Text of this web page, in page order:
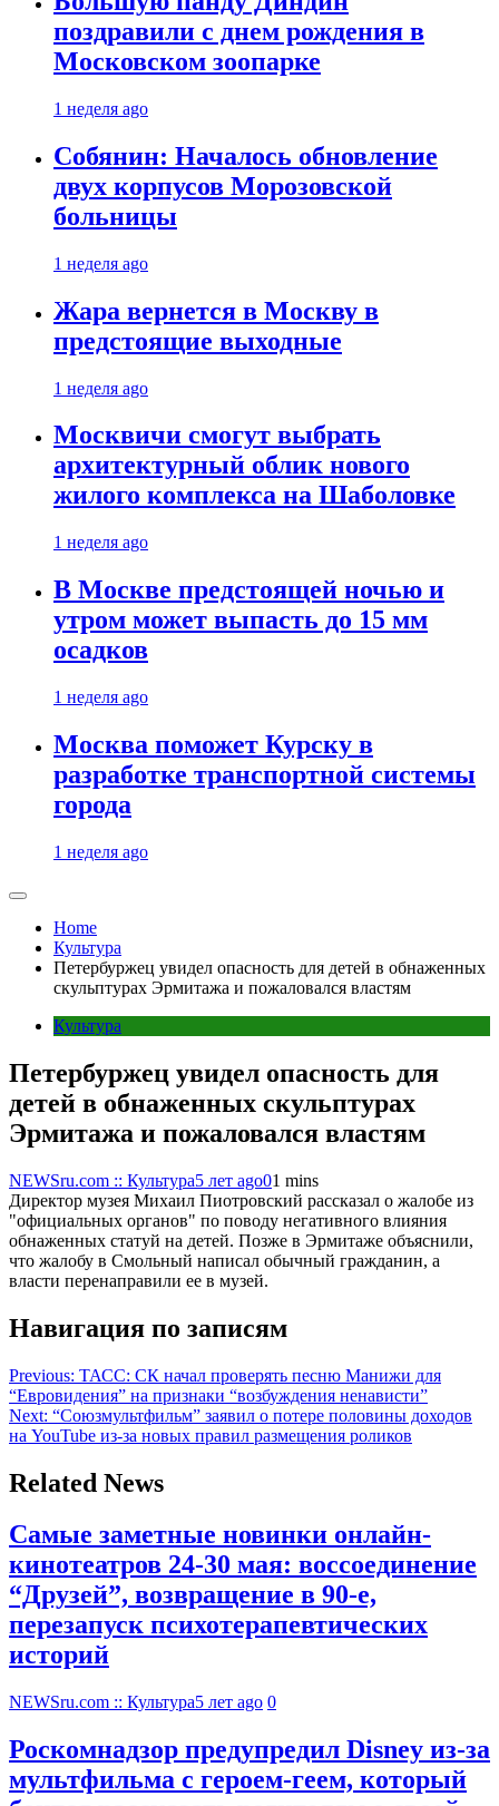
поздравили с днем рождения в
Московском зоопарке
1 неделя ago
Собянин: Началось обновление
двух корпусов Морозовской
больницы
1 неделя ago
Жара вернется в Москву в
предстоящие выходные
1 неделя ago
Москвичи смогут выбрать
архитектурный облик нового
жилого комплекса на Шаболовке
1 неделя ago
В Москве предстоящей ночью и
утром может выпасть до 15 мм
осадков
1 неделя ago
Москва поможет Курску в
разработке транспортной системы
города
1 неделя ago
Home
Культура
Петербуржец увидел опасность для детей в обнаженных
скульптурах Эрмитажа и пожаловался властям
Культура
Петербуржец увидел опасность для
детей в обнаженных скульптурах
Эрмитажа и пожаловался властям
NEWSru.com :: Культура5 лет ago01 mins
Директор музея Михаил Пиотровский рассказал о жалобе из
"официальных органов" по поводу негативного влияния
обнаженных статуй на детей. Позже в Эрмитаже объяснили,
что жалобу в Смольный написал обычный гражданин, а
власти перенаправили ее в музей.
Навигация по записям
Previous: ТАСС: СК начал проверять песню Манижи для
“Евровидения” на признаки “возбуждения ненависти”
Next: “Союзмультфильм” заявил о потере половины доходов
на YouTube из-за новых правил размещения роликов
Related News
Самые заметные новинки онлайн-
кинотеатров 24-30 мая: воссоединение
“Друзей”, возвращение в 90-е,
перезапуск психотерапевтических
историй
NEWSru.com :: Культура5 лет ago 0
Роскомнадзор предупредил Disney из-за
мультфильма c героем-геем, который